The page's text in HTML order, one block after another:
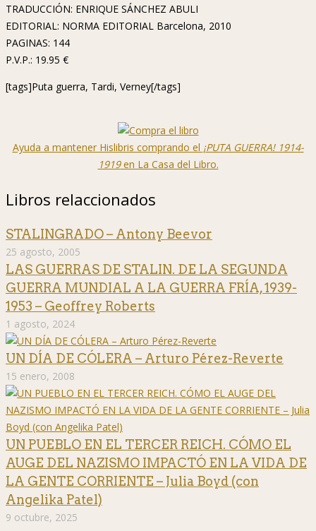
TRADUCCIÓN: ENRIQUE SÁNCHEZ ABULI
EDITORIAL: NORMA EDITORIAL Barcelona, 2010
PAGINAS: 144
P.V.P.: 19.95 €
[tags]Puta guerra, Tardi, Verney[/tags]
Ayuda a mantener Hislibris comprando el ¡PUTA GUERRA! 1914-
1919en La Casa del Libro.
Libros relaccionados
STALINGRADO – Antony Beevor
25 agosto, 2005
LAS GUERRAS DE STALIN. DE LA SEGUNDA
GUERRA MUNDIAL A LA GUERRA FRÍA, 1939-
1953 – Geoffrey Roberts
1 agosto, 2024
UN DÍA DE CÓLERA – Arturo Pérez-Reverte
15 enero, 2008
UN PUEBLO EN EL TERCER REICH. CÓMO EL
AUGE DEL NAZISMO IMPACTÓ EN LA VIDA DE
LA GENTE CORRIENTE – Julia Boyd (con
Angelika Patel)
9 octubre, 2025